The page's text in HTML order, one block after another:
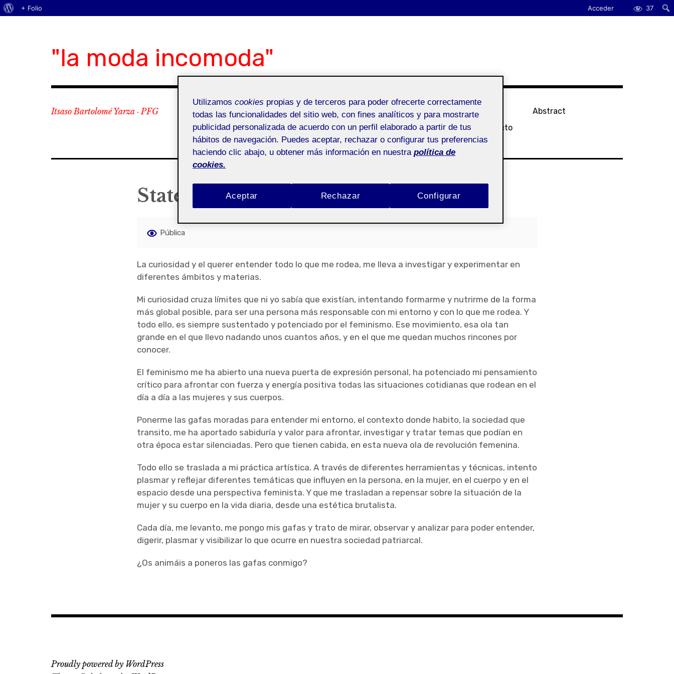
"la moda incomoda"
Itsaso Bartolomé Yarza · PFG
Bio
Anexos
Statement
Dosier de Proyecto
Abstract
Statement
Pública
La curiosidad y el querer entender todo lo que me rodea, me lleva a investigar y experimentar en
diferentes ámbitos y materias.
Mi curiosidad cruza límites que ni yo sabía que existían, intentando formarme y nutrirme de la forma
más global posible, para ser una persona más responsable con mi entorno y con lo que me rodea. Y
todo ello, es siempre sustentado y potenciado por el feminismo. Ese movimiento, esa ola tan
grande en el que llevo nadando unos cuantos años, y en el que me quedan muchos rincones por
conocer.
El feminismo me ha abierto una nueva puerta de expresión personal, ha potenciado mi pensamiento
crítico para afrontar con fuerza y energía positiva todas las situaciones cotidianas que rodean en el
día a día a las mujeres y sus cuerpos.
Ponerme las gafas moradas para entender mi entorno, el contexto donde habito, la sociedad que
transito, me ha aportado sabiduría y valor para afrontar, investigar y tratar temas que podían en
otra época estar silenciadas. Pero que tienen cabida, en esta nueva ola de revolución femenina.
Todo ello se traslada a mi práctica artística. A través de diferentes herramientas y técnicas, intento
plasmar y reflejar diferentes temáticas que influyen en la persona, en la mujer, en el cuerpo y en el
espacio desde una perspectiva feminista. Y que me trasladan a repensar sobre la situación de la
mujer y su cuerpo en la vida diaria, desde una estética brutalista.
Cada día, me levanto, me pongo mis gafas y trato de mirar, observar y analizar para poder entender,
digerir, plasmar y visibilizar lo que ocurre en nuestra sociedad patriarcal.
¿Os animáis a poneros las gafas conmigo?
Proudly powered by WordPress
Acerca
+ Folio Acceder 37
Utilizamos cookies propias y de terceros para poder ofrecerte correctamente
todas las funcionalidades del sitio web, con fines analíticos y para mostrarte
publicidad personalizada de acuerdo con un perfil elaborado a partir de tus
hábitos de navegación. Puedes aceptar, rechazar o configurar tus preferencias
haciendo clic abajo, u obtener más información en nuestra política de
cookies.
Rechazar
Aceptar Configurar